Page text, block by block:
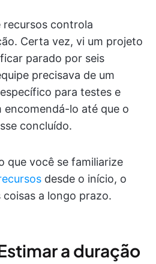
recursos controla
Certa vez, vi um projeto
parado por seis
precisava de um
para testes e
encomendá-lo até que o
concluído.
que você se familiarize
desde o início, o
a longo prazo.
a duração